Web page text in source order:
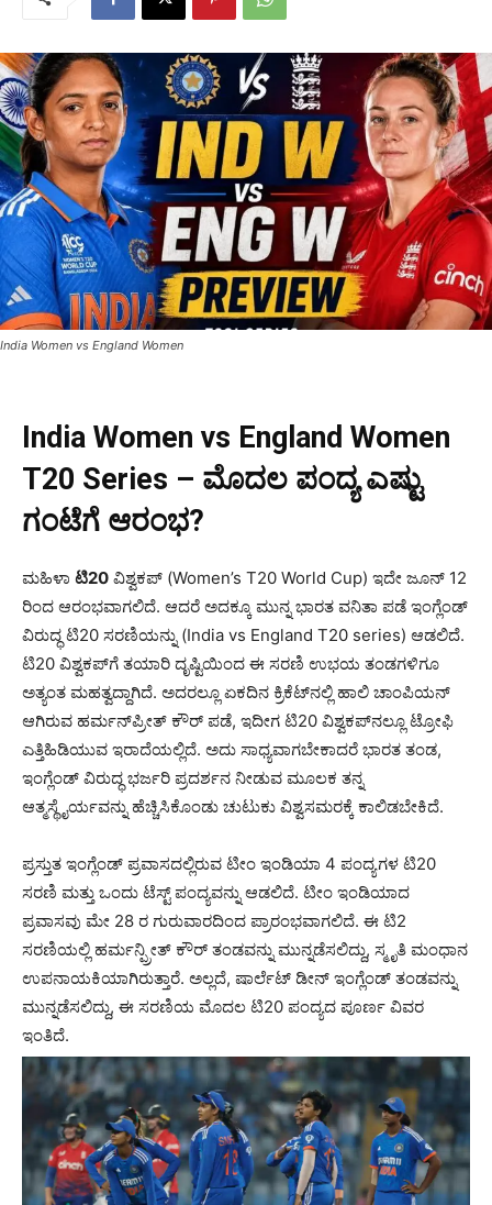
India Women vs England Women
India Women vs England Women
T20 Series – ಮೊದಲ ಪಂದ್ಯ ಎಷ್ಟು
ಗಂಟೆಗೆ ಆರಂಭ?
ಮಹಿಳಾ ಟಿ20 ವಿಶ್ವಕಪ್ (Women’s T20 World Cup) ಇದೇ ಜೂನ್ 12
ರಿಂದ ಆರಂಭವಾಗಲಿದೆ. ಆದರೆ ಅದಕ್ಕೂ ಮುನ್ನ ಭಾರತ ವನಿತಾ ಪಡೆ ಇಂಗ್ಲೆಂಡ್‌
ವಿರುದ್ಧ ಟಿ20 ಸರಣಿಯನ್ನು (India vs England T20 series) ಆಡಲಿದೆ.
ಟಿ20 ವಿಶ್ವಕಪ್‌ಗೆ ತಯಾರಿ ದೃಷ್ಟಿಯಿಂದ ಈ ಸರಣಿ ಉಭಯ ತಂಡಗಳಿಗೂ
ಅತ್ಯಂತ ಮಹತ್ವದ್ದಾಗಿದೆ. ಅದರಲ್ಲೂ ಏಕದಿನ ಕ್ರಿಕೆಟ್​ನಲ್ಲಿ ಹಾಲಿ ಚಾಂಪಿಯನ್
ಆಗಿರುವ ಹರ್ಮನ್​ಪ್ರೀತ್ ಕೌರ್ ಪಡೆ, ಇದೀಗ ಟಿ20 ವಿಶ್ವಕಪ್​ನಲ್ಲೂ ಟ್ರೋಫಿ
ಎತ್ತಿಹಿಡಿಯುವ ಇರಾದೆಯಲ್ಲಿದೆ. ಅದು ಸಾಧ್ಯವಾಗಬೇಕಾದರೆ ಭಾರತ ತಂಡ,
ಇಂಗ್ಲೆಂಡ್‌ ವಿರುದ್ಧ ಭರ್ಜರಿ ಪ್ರದರ್ಶನ ನೀಡುವ ಮೂಲಕ ತನ್ನ
ಆತ್ಮಸ್ಥೈರ್ಯವನ್ನು ಹೆಚ್ಚಿಸಿಕೊಂಡು ಚುಟುಕು ವಿಶ್ವಸಮರಕ್ಕೆ ಕಾಲಿಡಬೇಕಿದೆ.
ಪ್ರಸ್ತುತ ಇಂಗ್ಲೆಂಡ್ ಪ್ರವಾಸದಲ್ಲಿರುವ ಟೀಂ ಇಂಡಿಯಾ 4 ಪಂದ್ಯಗಳ ಟಿ20
ಸರಣಿ ಮತ್ತು ಒಂದು ಟೆಸ್ಟ್ ಪಂದ್ಯವನ್ನು ಆಡಲಿದೆ. ಟೀಂ ಇಂಡಿಯಾದ
ಪ್ರವಾಸವು ಮೇ 28 ರ ಗುರುವಾರದಿಂದ ಪ್ರಾರಂಭವಾಗಲಿದೆ. ಈ ಟಿ2
ಸರಣಿಯಲ್ಲಿ ಹರ್ಮನ್ಪ್ರೀತ್ ಕೌರ್ ತಂಡವನ್ನು ಮುನ್ನಡೆಸಲಿದ್ದು, ಸ್ಮೃತಿ ಮಂಧಾನ
ಉಪನಾಯಕಿಯಾಗಿರುತ್ತಾರೆ. ಅಲ್ಲದೆ, ಷಾರ್ಲೆಟ್ ಡೀನ್ ಇಂಗ್ಲೆಂಡ್ ತಂಡವನ್ನು
ಮುನ್ನಡೆಸಲಿದ್ದು, ಈ ಸರಣಿಯ ಮೊದಲ ಟಿ20 ಪಂದ್ಯದ ಪೂರ್ಣ ವಿವರ
ಇಂತಿದೆ.